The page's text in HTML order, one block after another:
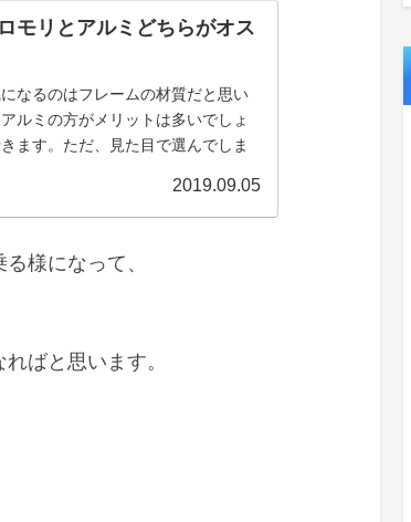
モリとアルミどちらがオス
なるのはフレームの材質だと思い
ルミの方がメリットは多いでしょ
ます。ただ、見た目で選んでしま
2019.09.05
様になって、
ばと思います。